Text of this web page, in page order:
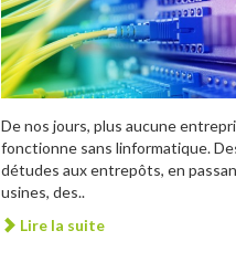
De nos jours, plus aucune
fonctionne sans linformatique.
détudes aux entrepôts, en
usines, des..
Lire la suite